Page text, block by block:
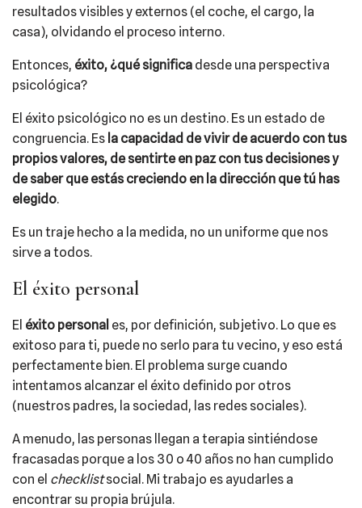
resultados visibles y externos (el coche, el cargo, la
casa), olvidando el proceso interno.
Entonces, éxito, ¿qué significa desde una perspectiva
psicológica?
El éxito psicológico no es un destino. Es un estado de
congruencia. Es la capacidad de vivir de acuerdo con tus
propios valores, de sentirte en paz con tus decisiones y
de saber que estás creciendo en la dirección que tú has
elegido.
Es un traje hecho a la medida, no un uniforme que nos
sirve a todos.
El éxito personal
El éxito personal es, por definición, subjetivo. Lo que es
exitoso para ti, puede no serlo para tu vecino, y eso está
perfectamente bien. El problema surge cuando
intentamos alcanzar el éxito definido por otros
(nuestros padres, la sociedad, las redes sociales).
A menudo, las personas llegan a terapia sintiéndose
fracasadas porque a los 30 o 40 años no han cumplido
con el checklistsocial. Mi trabajo es ayudarles a
encontrar su propia brújula.